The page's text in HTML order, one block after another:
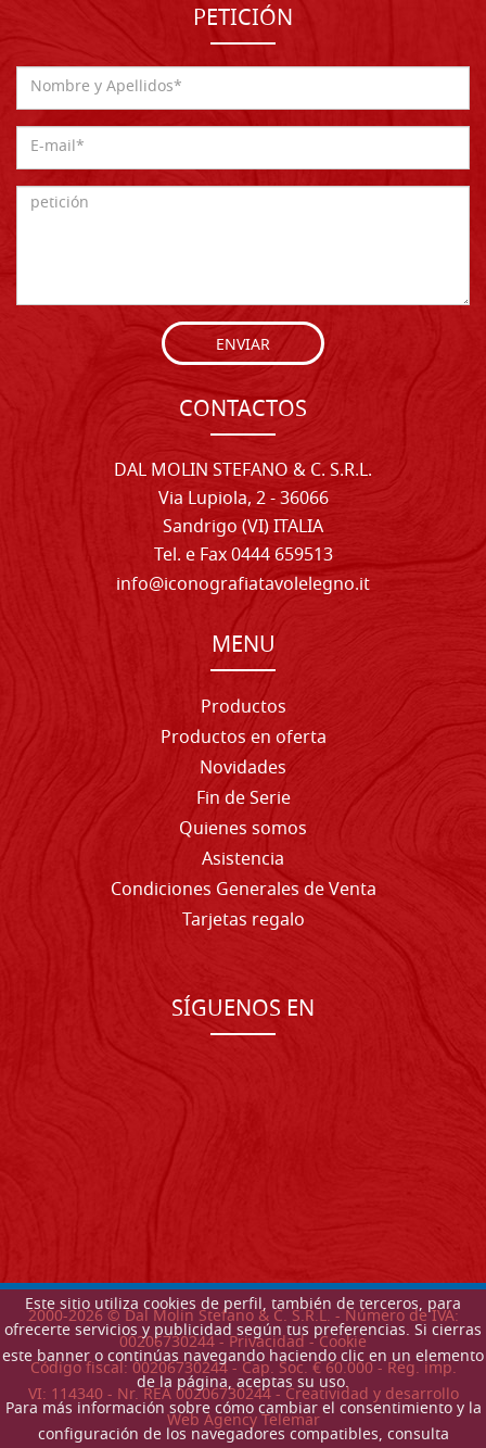
Este sitio utiliza cookies de perfil, también de terceros, para
ofrecerte servicios y publicidad según tus preferencias. Si cierras
este banner o continúas navegando haciendo clic en un elemento
de la página, aceptas su uso.
Para más información sobre cómo cambiar el consentimiento y la
configuración de los navegadores compatibles, consulta
PETICIÓN
ENVIAR
CONTACTOS
DAL MOLIN STEFANO & C. S.R.L.
Via Lupiola, 2 - 36066
Sandrigo (VI) ITALIA
Tel. e Fax 0444 659513
info@iconografiatavolelegno.it
MENU
Productos
Productos en oferta
Novidades
Fin de Serie
Quienes somos
Asistencia
Condiciones Generales de Venta
Tarjetas regalo
SÍGUENOS EN
2000-2026© Dal Molin Stefano & C. S.R.L. - Número de IVA:
00206730244 -Privacidad-Cookie
Código fiscal: 00206730244 - Cap. Soc. € 60.000 - Reg. imp.
VI: 114340 - Nr. REA 00206730244 - Creatividad y desarrollo
Web Agency Telemar